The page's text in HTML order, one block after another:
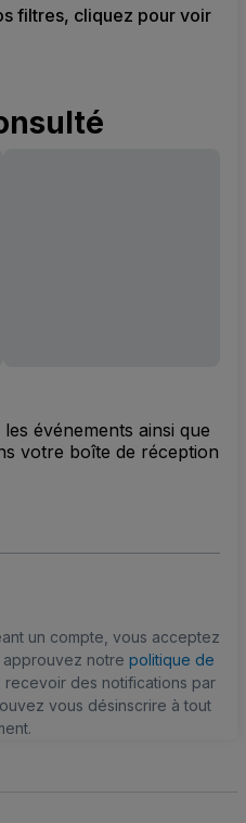
filtres, cliquez pour voir
événements ainsi que
votre boîte de réception
un compte, vous acceptez
approuvez notre politique de
recevoir des notifications par
vous désinscrire à tout